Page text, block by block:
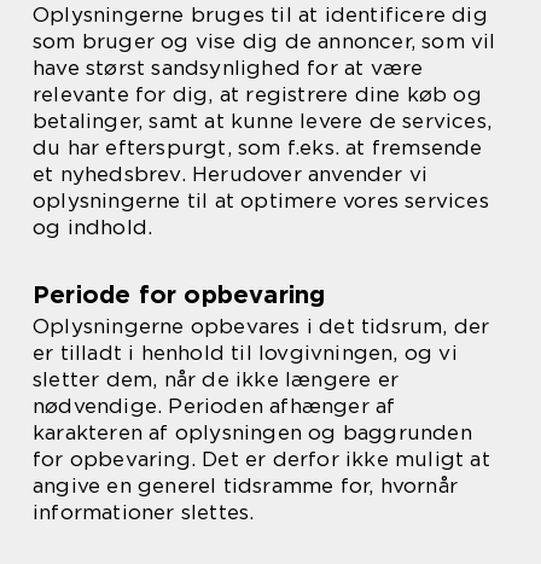
Oplysningerne bruges til at identificere dig
som bruger og vise dig de annoncer, som vil
have størst sandsynlighed for at være
relevante for dig, at registrere dine køb og
betalinger, samt at kunne levere de services,
du har efterspurgt, som f.eks. at fremsende
et nyhedsbrev. Herudover anvender vi
oplysningerne til at optimere vores services
og indhold.
Periode for opbevaring
Oplysningerne opbevares i det tidsrum, der
er tilladt i henhold til lovgivningen, og vi
sletter dem, når de ikke længere er
nødvendige. Perioden afhænger af
karakteren af oplysningen og baggrunden
for opbevaring. Det er derfor ikke muligt at
angive en generel tidsramme for, hvornår
informationer slettes.